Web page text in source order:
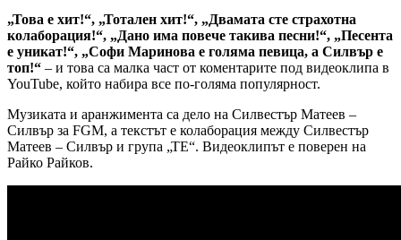
„Това е хит!“, „Тотален хит!“, „Двамата сте страхотна
колаборация!“, „Дано има повече такива песни!“, „Песента
е уникат!“, „Софи Маринова е голяма певица, а Силвър е
топ!“ – и това са малка част от коментарите под видеоклипа в
YouTube, който набира все по-голяма популярност.
Музиката и аранжимента са дело на Силвестър Матеев –
Силвър за FGM, а текстът е колаборация между Силвестър
Матеев – Силвър и група „ТЕ“. Видеоклипът е поверен на
Райко Райков.